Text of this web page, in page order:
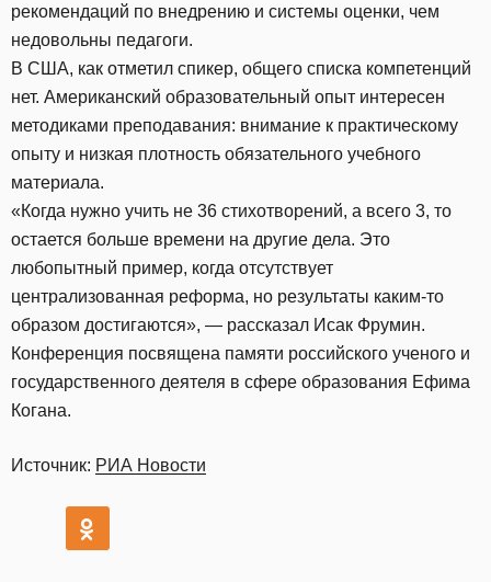
рекомендаций по внедрению и системы оценки, чем
недовольны педагоги.
В США, как отметил спикер, общего списка компетенций
нет. Американский образовательный опыт интересен
методиками преподавания: внимание к практическому
опыту и низкая плотность обязательного учебного
материала.
«Когда нужно учить не 36 стихотворений, а всего 3, то
остается больше времени на другие дела. Это
любопытный пример, когда отсутствует
централизованная реформа, но результаты каким-то
образом достигаются», — рассказал Исак Фрумин.
Конференция посвящена памяти российского ученого и
государственного деятеля в сфере образования Ефима
Когана.
Источник: РИА Новости